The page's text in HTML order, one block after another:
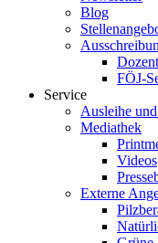
Blog
FÖJ-
Service
Ausleihe
Mediathek
Videos
Externe